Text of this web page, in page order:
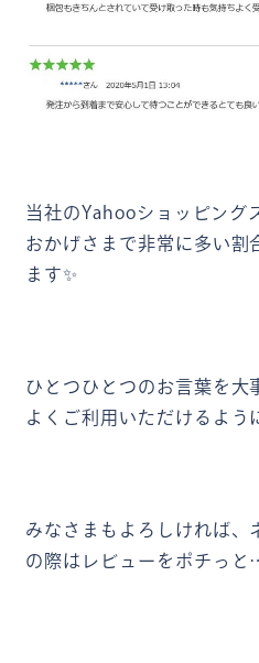
当社のYahooショッピング
おかげさまで非常に多い割
ます✨
ひとつひとつのお言葉を大
よくご利用いただけるよう
みなさまもよろしければ、
の際はレビューをポチっ